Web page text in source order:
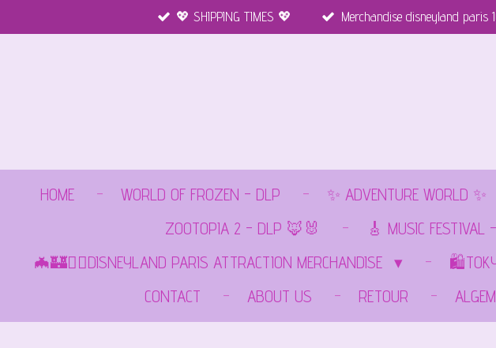
direct
💖 SHIPPING TIMES 💖 Merchandise disneyland paris
HOME WORLD OF FROZEN - DLP ✨ ADVENTURE WORLD ✨
ZOOTOPIA 2 - DLP 🦊🐰
🎸 MUSIC
🦇🏰🏴‍☠️DISNEYLAND PARIS ATTRACTION MERCHANDISE
CONTACT
ABOUT US RETOUR